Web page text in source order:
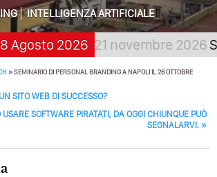
Tutto Peggiorerà
Della Comunicazione Politica? Il
Delle Braccia Incrociate
Nel Wedding? Il Mio Intervento Per
Del Wedding
INTELLIGENZA ARTIFICIALE
Agosto 202621 novembre 2026San
»SEMINARIO DI PERSONAL BRANDING A NAPOLI IL 26 OTTOBRE
SITO WEB DI SUCCESSO?
SOFTWARE PIRATATI, DA OGGI CHIUNQUE PUÒ
SEGNALARVI. »